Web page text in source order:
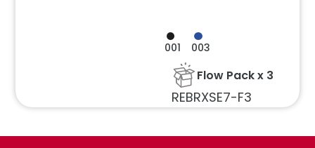
001 003
Flow Pack x 3
REBRXSE7-F3